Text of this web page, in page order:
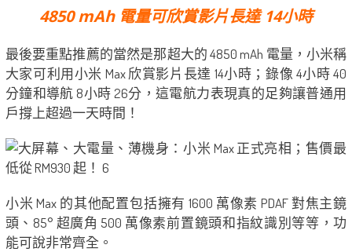
4850 mAh 電量可欣賞影片長達 14小時
最後要重點推薦的當然是那超大的 4850 mAh 電量，小米稱
大家可利用小米 Max 欣賞影片長達 14小時；錄像 4小時 40
分鐘和導航 8小時 26分，這電航力表現真的足夠讓普通用
戶撐上超過一天時間！
小米 Max 的其他配置包括擁有 1600 萬像素 PDAF 對焦主鏡
頭、85° 超廣角 500 萬像素前置鏡頭和指紋識別等等，功
能可說非常齊全。